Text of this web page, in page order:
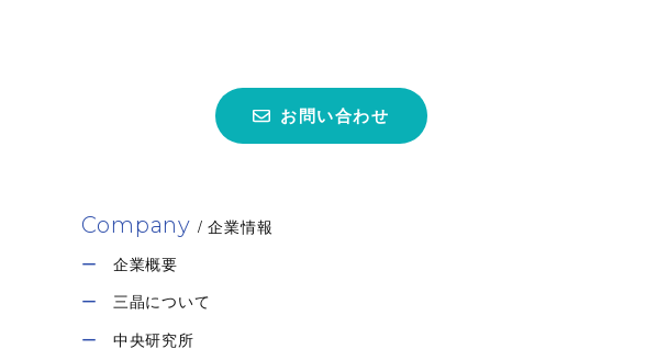
お問い合わせ
Company / 企業情報
企業概要
三晶について
中央研究所